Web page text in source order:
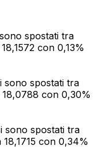
spostati tra
con 0,13%
sono spostati tra
18,0788 con 0,30%
sono spostati tra
18,1715 con 0,34%